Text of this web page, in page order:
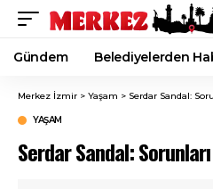
Gündem Belediyelerden
Merkez İzmir > Yaşam > Serdar Sandal:
YAŞAM
Serdar Sandal: